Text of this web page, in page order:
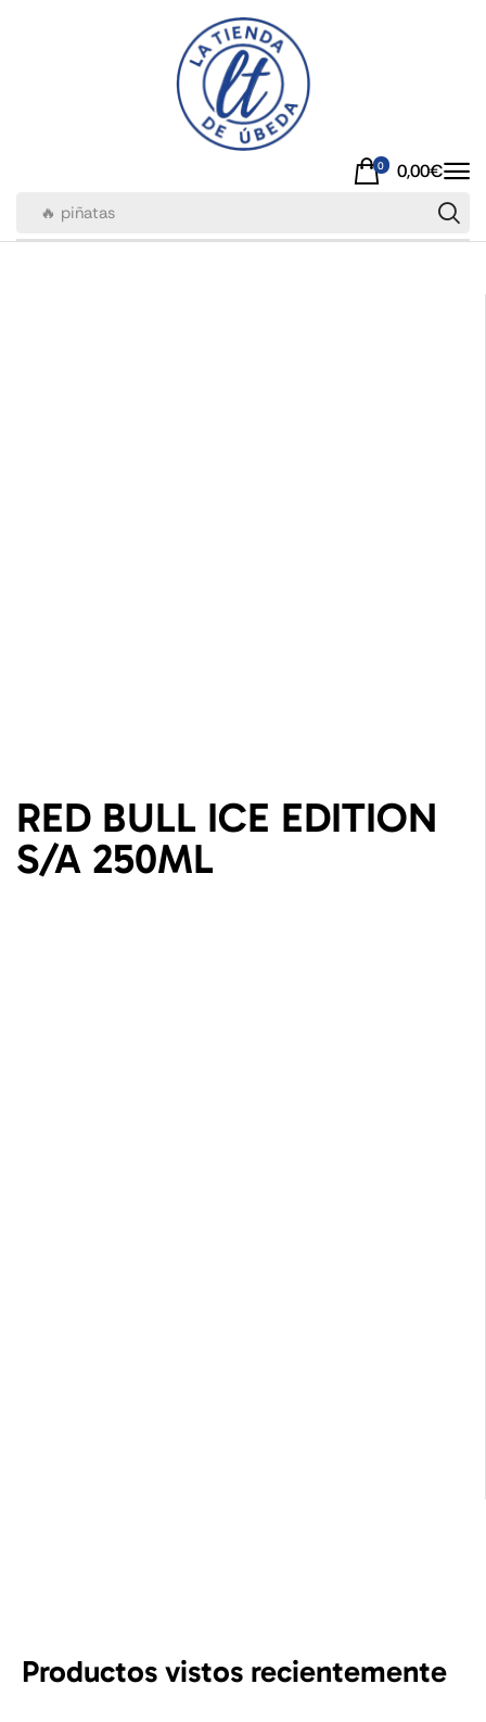
🔥 piñatas
0 0,00€
RED BULL ICE EDITION
S/A 250ML
Productos vistos recientemente